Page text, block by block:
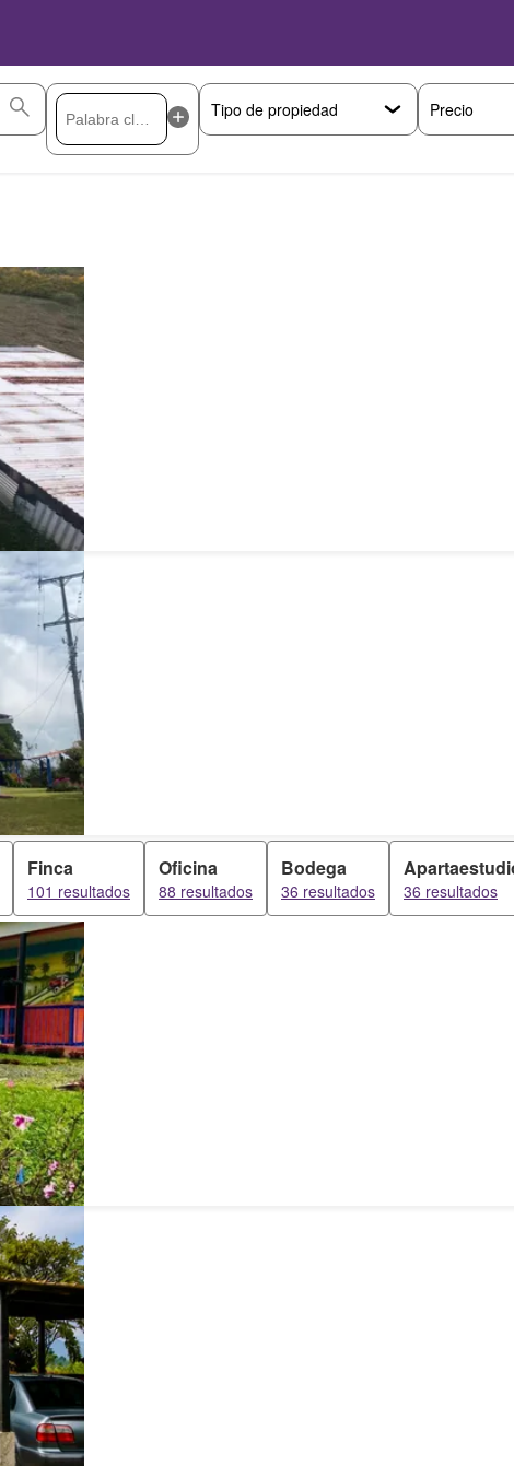
Precio
Finca
101 resultados
Oficina
88 resultados
Bodega
36 resultados 36 resultados